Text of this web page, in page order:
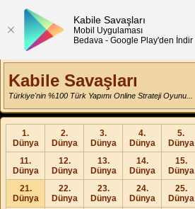
Kabile Savaşları
Türkiye'nin %100 Türk Yapımı Online Strateji Oyunu...
1.
Dünya
2.
Dünya
3.
Dünya
4.
Dünya
5.
Dünya
11.
Dünya
12.
Dünya
13.
Dünya
14.
Dünya
15.
Dünya
21.
Dünya
22.
Dünya
23.
Dünya
24.
Dünya
25.
Dünya
Kabile Savaşları
Mobil Uygulaması
Bedava - Google Play'den İndir